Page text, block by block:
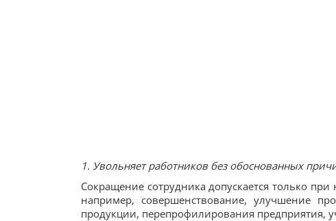
1. Увольняет работников без обоснованных
Сокращение сотрудника допускается только
например, совершенствование, улучшение
продукции, перепрофилирования предприятия,